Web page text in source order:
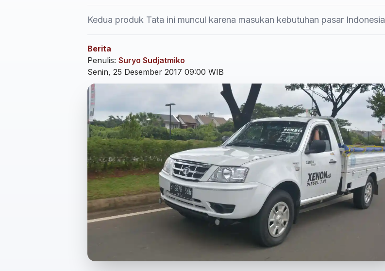
Kedua produk Tata ini muncul karena masukan kebutuhan pasar Indonesia
Berita
Penulis: Suryo Sudjatmiko
Senin, 25 Desember 2017 09:00 WIB